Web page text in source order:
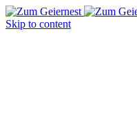
Skip to content